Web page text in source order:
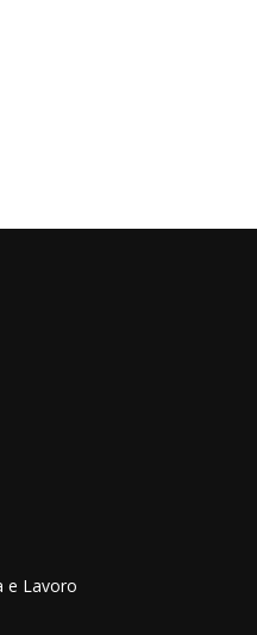
e Lavoro